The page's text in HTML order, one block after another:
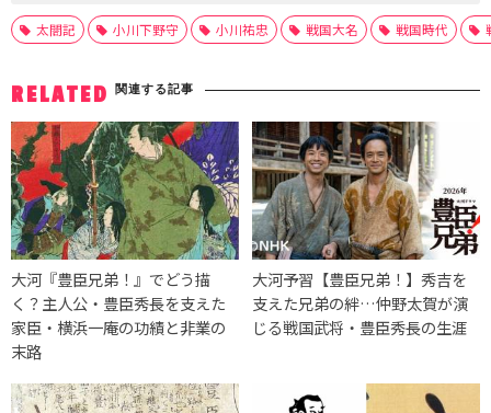
太閤記 小川下野守 小川祐忠 戦国大名 戦国時代
RELATED 関連する記事
大河『豊臣兄弟！』でどう描
く？主人公・豊臣秀長を支えた
家臣・横浜一庵の功績と非業の
末路
大河予習【豊臣兄弟！】秀吉を
支えた兄弟の絆…仲野太賀が演
じる戦国武将・豊臣秀長の生涯